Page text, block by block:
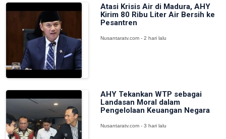
Atasi Krisis Air di Madura, AHY
Kirim 80 Ribu Liter Air Bersih ke
Pesantren
Nusantaratv.com - 2 hari lalu
AHY Tekankan WTP sebagai
Landasan Moral dalam
Pengelolaan Keuangan Negara
Nusantaratv.com - 3 hari lalu